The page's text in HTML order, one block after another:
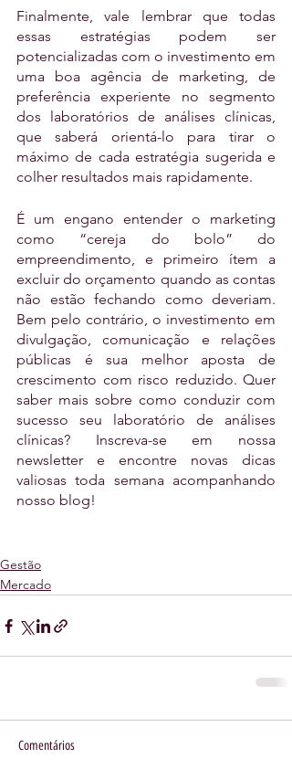
Finalmente, vale lembrar que todas
essas estratégias podem ser
potencializadas com o investimento em
uma boa agência de marketing, de
preferência experiente no segmento
dos laboratórios de análises clínicas,
que saberá orientá-lo para tirar o
máximo de cada estratégia sugerida e
colher resultados mais rapidamente.
É um engano entender o marketing
como “cereja do bolo” do
empreendimento, e primeiro ítem a
excluir do orçamento quando as contas
não estão fechando como deveriam.
Bem pelo contrário, o investimento em
divulgação, comunicação e relações
públicas é sua melhor aposta de
crescimento com risco reduzido. Quer
saber mais sobre como conduzir com
sucesso seu laboratório de análises
clínicas? Inscreva-se em nossa
newsletter e encontre novas dicas
valiosas toda semana acompanhando
nosso blog!
Gestão
Mercado
Comentários